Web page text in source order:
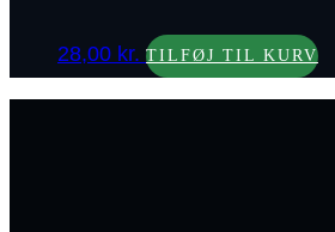
28,00 kr. TILFØJ TIL KURV